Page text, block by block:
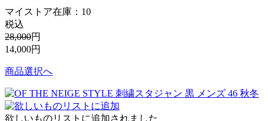
マイストア在庫： 10
税込
28,000円
14,000円
商品選択へ
欲しいものリストに追加されました